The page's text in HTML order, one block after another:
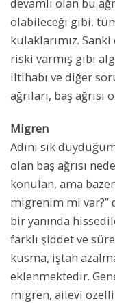
devamlı olan bu
olabileceği gibi,
kulaklarımız.
riski varmış gibi
iltihabı ve diğer
ağrıları, baş
Migren
Adını sık
olan baş ağrısı
konulan, ama
migrenim mi var?”
bir yanında
farklı şiddet ve
kusma, iştah
eklenmektedir.
migren, ailevi